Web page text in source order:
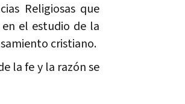
Religiosas que
el estudio de la
cristiano.
la fe y la razón se